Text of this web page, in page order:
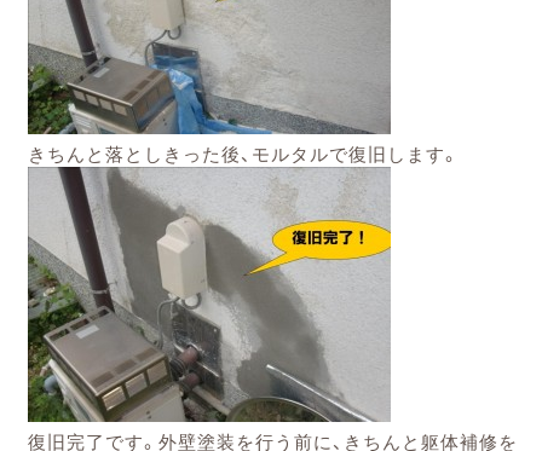
きちんと落としきった後、モルタルで復旧します。
復旧完了です。外壁塗装を行う前に、きちんと躯体補修を